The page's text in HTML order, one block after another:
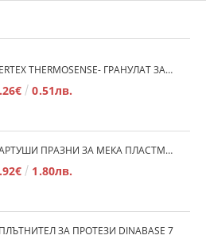
VERTEX THERMOSENSE- ГРАНУЛАТ ЗА МЕКИ ПРОТЕЗИ
0.51лв.
КАРТУШИ ПРАЗНИ ЗА МЕКА ПЛАСТМАСА
1.80лв.
ЗА ПРОТЕЗИ DINABASE 7